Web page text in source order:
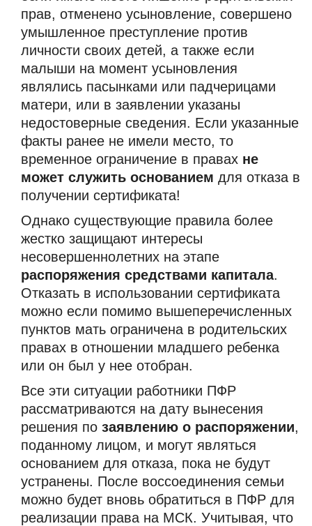
прав, отменено усыновление, совершено
умышленное преступление против
личности своих детей, а также если
малыши на момент усыновления
являлись пасынками или падчерицами
матери, или в заявлении указаны
недостоверные сведения. Если указанные
факты ранее не имели место, то
временное ограничение в правах не
может служить основанием для отказа в
получении сертификата!
Однако существующие правила более
жестко защищают интересы
несовершеннолетних на этапе
распоряжения средствами капитала.
Отказать в использовании сертификата
можно если помимо вышеперечисленных
пунктов мать ограничена в родительских
правах в отношении младшего ребенка
или он был у нее отобран.
Все эти ситуации работники ПФР
рассматриваются на дату вынесения
решения по заявлению о распоряжении,
поданному лицом, и могут являться
основанием для отказа, пока не будут
устранены. После воссоединения семьи
можно будет вновь обратиться в ПФР для
реализации права на МСК. Учитывая, что